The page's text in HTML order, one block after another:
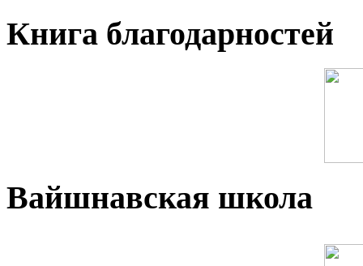
Книга благодарностей
Вайшнавская школа